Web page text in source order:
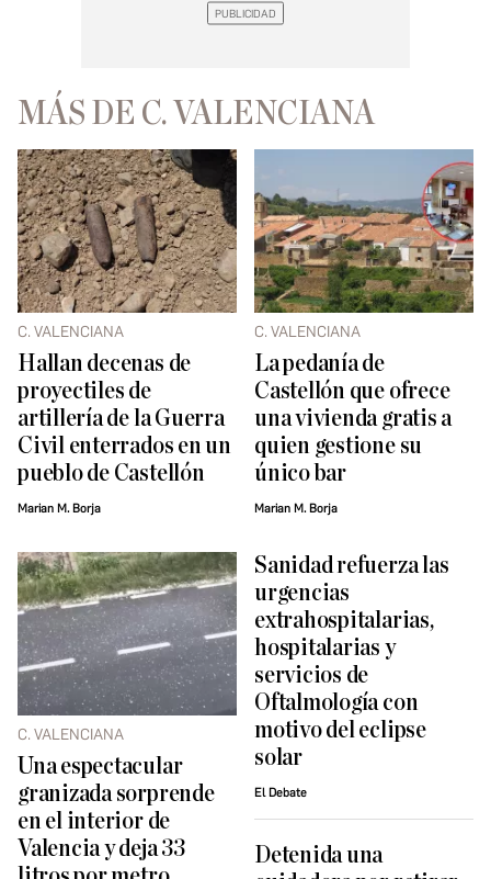
MÁS DE C. VALENCIANA
C. VALENCIANA
Hallan decenas de
proyectiles de
artillería de la Guerra
Civil enterrados en un
pueblo de Castellón
Marian M. Borja
C. VALENCIANA
La pedanía de
Castellón que ofrece
una vivienda gratis a
quien gestione su
único bar
Marian M. Borja
C. VALENCIANA
Una espectacular
granizada sorprende
en el interior de
Valencia y deja 33
Sanidad refuerza las
urgencias
extrahospitalarias,
hospitalarias y
servicios de
Oftalmología con
motivo del eclipse
solar
El Debate
Detenida una